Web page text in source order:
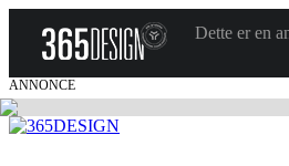
Dette er en
ANNONCE